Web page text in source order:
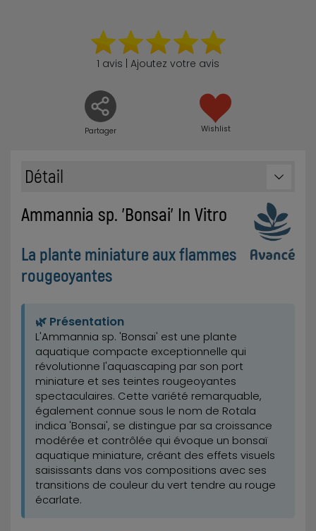
Partager
1 avis | Ajoutez votre avis
Wishlist
Détail
Ammannia sp. 'Bonsai' In Vitro
La plante miniature aux flammes
rougeoyantes
🌿 Présentation
L'Ammannia sp. 'Bonsai' est une plante
aquatique compacte exceptionnelle qui
révolutionne l'aquascaping par son port
miniature et ses teintes rougeoyantes
spectaculaires. Cette variété remarquable,
également connue sous le nom de Rotala
indica 'Bonsai', se distingue par sa croissance
modérée et contrôlée qui évoque un bonsaï
aquatique miniature, créant des effets visuels
saisissants dans vos compositions avec ses
transitions de couleur du vert tendre au rouge
écarlate.